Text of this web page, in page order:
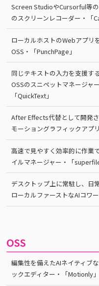
Screen StudioやCursorful等
のスクリーンレコーダー・「
ローカルホストのWebアプリ
OSS・「PunchPage」
同じテキストの入力を支援す
OSSのスニペットマネージャ
「QuickText」
After Effects代替として開発
モーショングラフィックアプ
高速で見やすく効率的に作業
イルマネージャー・「superfile
デスクトップ上に常駐し、日
ローカルファーストなAIコワ
OSS
編集性を備えたAIネイティブ
ックエディター・「Motionly」